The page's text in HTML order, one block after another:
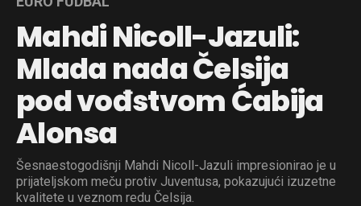
Mahdi Nicoll-Jazuli:
Mlada nada Čelsija
pod vođstvom Ćabija
Alonsa
Šesnaestogodišnji Mahdi Nicoll-Jazuli impresionirao je u
prijateljskom meču protiv Juventusa, pokazujući izuzetne
kvalitete u veznom redu Čelsija.